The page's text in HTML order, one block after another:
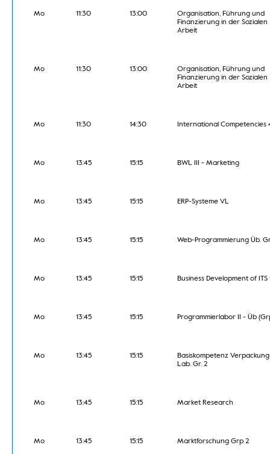
Mo 11:30 13:00
Organisation, Führung und
Finanzierung in der Sozialen
Arbeit
Mo 11:30 13:00
Organisation, Führung und
Finanzierung in der Sozialen
Arbeit
Mo 11:30 14:30 International Competencies
Mo 13:45 15:15 BWL III - Marketing
Mo 13:45 15:15 ERP-Systeme VL
Mo 13:45 15:15 Web-Programmierung Üb.
Mo 13:45 15:15 Business Development of ITS
Mo 13:45 15:15 Programmierlabor II - Üb
Mo 13:45 15:15
Basiskompetenz Verpackung
Lab. Gr. 2
Mo 13:45 15:15 Market Research
Mo 13:45 15:15 Marktforschung Grp 2